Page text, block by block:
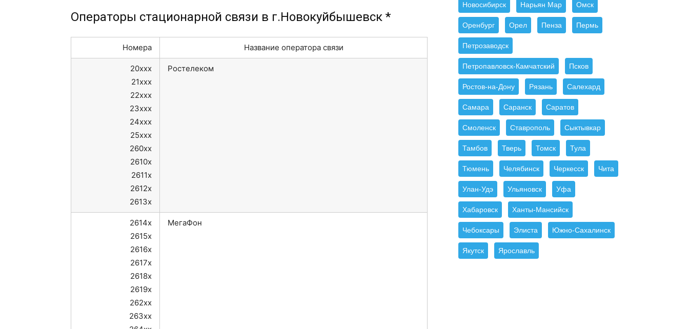
Операторы стационарной связи в г.Новокуйбышевск *
Номера Название оператора связи
20xxx
21xxx
22xxx
23xxx
24xxx
25xxx
260xx
2610x
2611x
2612x
2613x
Ростелеком
2614x
2615x
2616x
2617x
2618x
2619x
262xx
263xx
МегаФон
Новосибирск Нарьян Мар Омск
Оренбург Орел Пенза Пермь
Петрозаводск
Петропавловск-Камчатский Псков
Ростов-на-Дону Рязань Салехард
Самара Саранск Саратов
Смоленск Ставрополь Сыктывкар
Тамбов Тверь Томск Тула
Тюмень Челябинск Черкесск Чита
Улан-Удэ Ульяновск Уфа
Хабаровск Ханты-Мансийск
Чебоксары Элиста Южно-Сахалинск
Якутск Ярославль